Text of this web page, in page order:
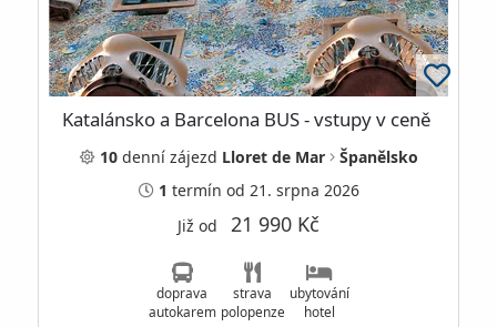
Katalánsko a Barcelona BUS - vstupy v ceně
10dennízájezd Lloret de Mar
Španělsko
1 termín od 21. srpna 2026
Již od 21 990 Kč
doprava
autokarem
strava
polopenze
ubytování
hotel